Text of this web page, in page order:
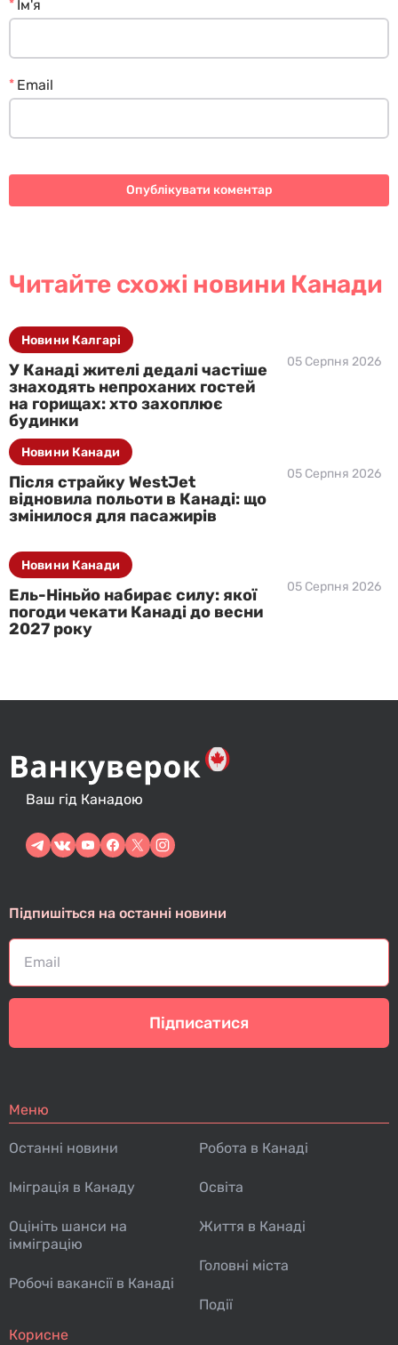
Ім'я
*
Email
*
Читайте схожі новини Канади
У Канаді жителі дедалі частіше
знаходять непроханих гостей
на горищах: хто захоплює
будинки
05 Серпня 2026
Новини Калгарі
Після страйку WestJet
відновила польоти в Канаді: що
змінилося для пасажирів
05 Серпня 2026
Новини Канади
Ель-Ніньйо набирає силу: якої
погоди чекати Канаді до весни
2027 року
05 Серпня 2026
Новини Канади
Ваш гід Канадою
Підпишіться на останні новини
Підписатися
Меню
Останні новини
Іміграція в Канаду
Оцініть шанси на
імміграцію
Робочі вакансії в Канаді
Робота в Канаді
Освіта
Життя в Канаді
Головні міста
Події
Корисне